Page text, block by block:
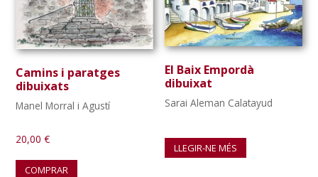
Camins i paratges
dibuixats
Manel Morral i Agustí
20,00€
COMPRAR
El Baix Empordà
dibuixat
Sarai Aleman Calatayud
LLEGIR-NE MÉS